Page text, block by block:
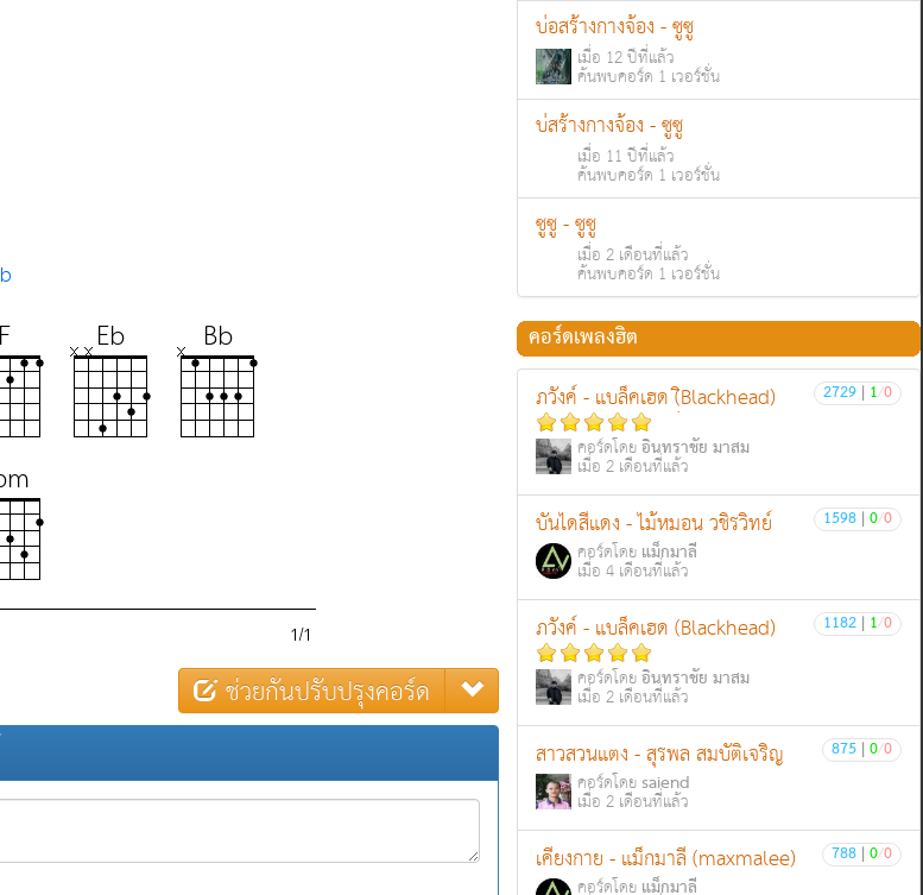
ช่วยกันปรับปรุงคอร์ด
บ่อสร้างกางจ้อง - ซูซู
เมื่อ 12 ปีที่แล้ว
ค้นพบคอร์ด 1 เวอร์ชั่น
บ่สร้างกางจ้อง - ซูซู
เมื่อ 11 ปีที่แล้ว
ค้นพบคอร์ด 1 เวอร์ชั่น
ซูซู - ซูซู
เมื่อ 2 เดือนที่แล้ว
ค้นพบคอร์ด 1 เวอร์ชั่น
คอร์ดเพลงฮิต
2729 | 1/0
ภวังค์ - แบล็คเฮด (ฺิBlackhead)
คอร์ดโดยอินทราชัย มาสม
เมื่อ 2 เดือนที่แล้ว
1598 | 0/0
บันไดสีแดง - ไม้หมอน วชิรวิทย์
คอร์ดโดย แม็กมาลี
เมื่อ 4 เดือนที่แล้ว
1182 | 1/0
ภวังค์ - แบล็คเฮด (Blackhead)
คอร์ดโดยอินทราชัย มาสม
เมื่อ 2 เดือนที่แล้ว
875 | 0/0
สาวสวนแตง - สุรพล สมบัติเจริญ
คอร์ดโดย saiend
เมื่อ 2 เดือนที่แล้ว
788 | 0/0
เคียงกาย - แม็กมาลี (maxmalee)
คอร์ดโดย แม็กมาลี